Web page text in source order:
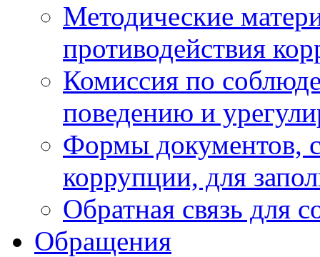
Методические
противодействия
Комиссия по
поведению и
Формы документов,
коррупции, для
Обратная связь для
Обращения